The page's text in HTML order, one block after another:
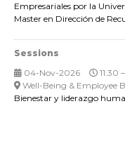
Empresariales por la
Master en Dirección de
Sessions
04-Nov-2026
11:30
Well-Being & Employee
Bienestar y liderazgo